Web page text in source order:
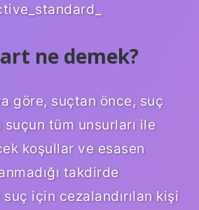
ne demek?
göre, suçtan önce, suç
suçun tüm unsurları ile
koşullar ve esasen
takdirde
için cezalandırılan kişi